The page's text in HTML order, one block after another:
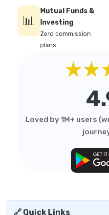
📊
Mutual Funds &
Investing
Zero commission
plans
Loved by 1M+ users
🔗 Quick Links